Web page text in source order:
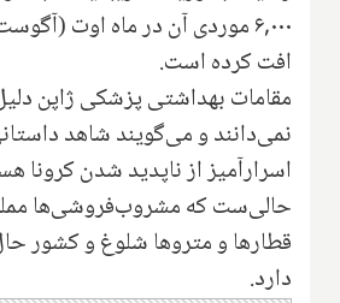
افت کرده است.
مقامات بهداشتی پزشکی ژاپن
نمی‌دانند و می‌گویند شاهد
اسرارآمیز از ناپدید شدن کرونا
حالی‌ست که مشروب‌فروشی‌ها
قطارها و متروها شلوغ و کشور
دارد.